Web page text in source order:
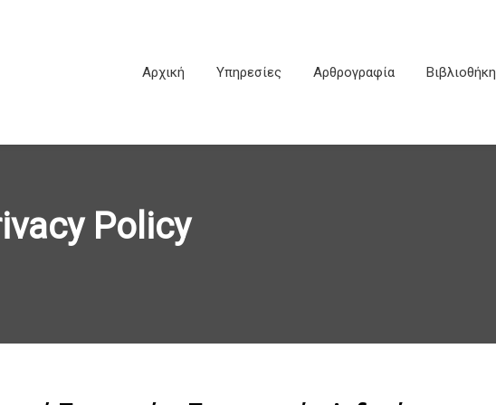
Αρχική Υπηρεσίες Αρθρογραφία Βιβλιοθήκη
Policy